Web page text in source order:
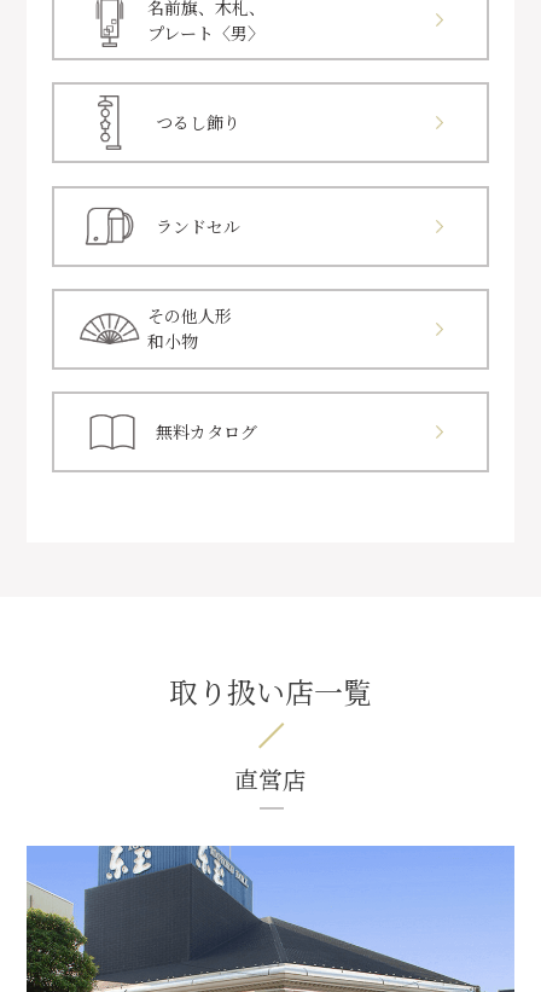
名前旗、木札、
プレート〈男〉
つるし飾り
ランドセル
その他人形
和小物
無料カタログ
取り扱い店一覧
直営店